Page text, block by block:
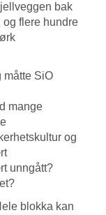
bak
og flere hundre
måtte SiO
mange
og
unngått?
blokka kan